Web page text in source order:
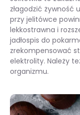
złagodzić żywność
przy jelitówce
lekkostrawna i
jadłospis do
zrekompensować
elektrolity. Należy
organizmu.